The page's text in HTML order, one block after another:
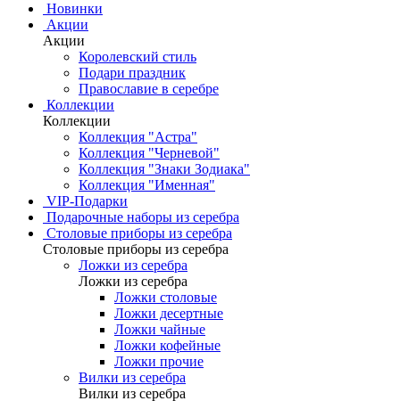
Новинки
Акции
Акции
Королевский стиль
Подари праздник
Православие в серебре
Коллекции
Коллекции
Коллекция "Астра"
Коллекция "Черневой"
Коллекция "Знаки Зодиака"
Коллекция "Именная"
VIP-Подарки
Подарочные наборы из серебра
Столовые приборы из серебра
Столовые приборы из серебра
Ложки из серебра
Ложки из серебра
Ложки столовые
Ложки десертные
Ложки чайные
Ложки кофейные
Ложки прочие
Вилки из серебра
Вилки из серебра